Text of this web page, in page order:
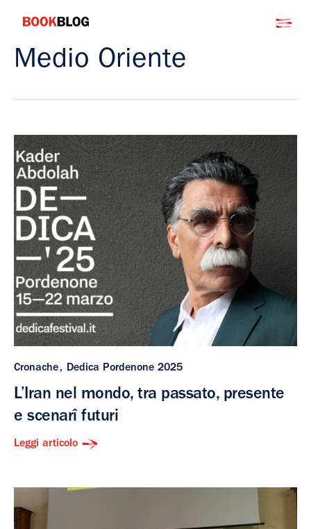
contenuto
Bookblog
Medio Oriente
Cronache Dedica Pordenone 2025
L’Iran nel mondo, tra passato, presente
e scenarî futuri
Leggi articolo